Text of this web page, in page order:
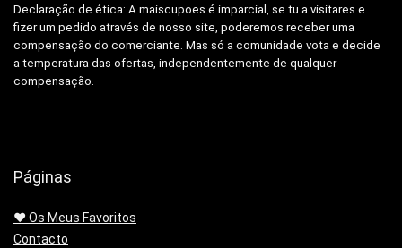
Declaração de ética: A maiscupoes é imparcial, se tu a visitares e
fizer um pedido através de nosso site, poderemos receber uma
compensação do comerciante. Mas só a comunidade vota e decide
a temperatura das ofertas, independentemente de qualquer
compensação.
Páginas
❤️ Os Meus Favoritos
Contacto